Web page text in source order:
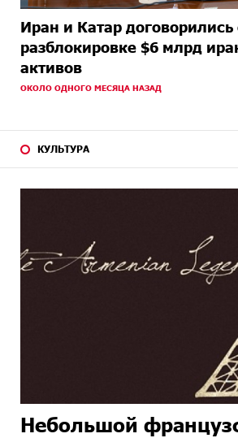
Иран и Катар договорились
разблокировке $6 млрд
активов
ОКОЛО ОДНОГО МЕСЯЦА НАЗАД
КУЛЬТУРА
Небольшой